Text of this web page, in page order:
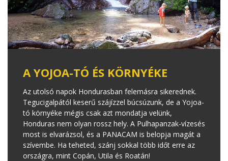
A YOJOA-TÓ ÉS KÖRNYÉKE
Az utolsó napok Hondurasban felemásra sikerednek.
Tegucigalpától keserű szájízzel búcsúzunk, de a Yojoa-
tó környéke mégis csak azt mondatja velünk,
Honduras nem olyan rossz hely. A Pulhapanzak-vízesés
most is elvarázsol, és a PANACAM is belopja magát a
szívembe. Ha teheted, szánj sokkal több időt erre az
országra, mint Copán, Utila és Roatán!